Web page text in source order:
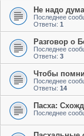
Не надо
Последнее
Ответы: 1
Разговор о
Последнее
Ответы: 3
Чтобы
Последнее
Ответы: 14
Пасха:
Последнее